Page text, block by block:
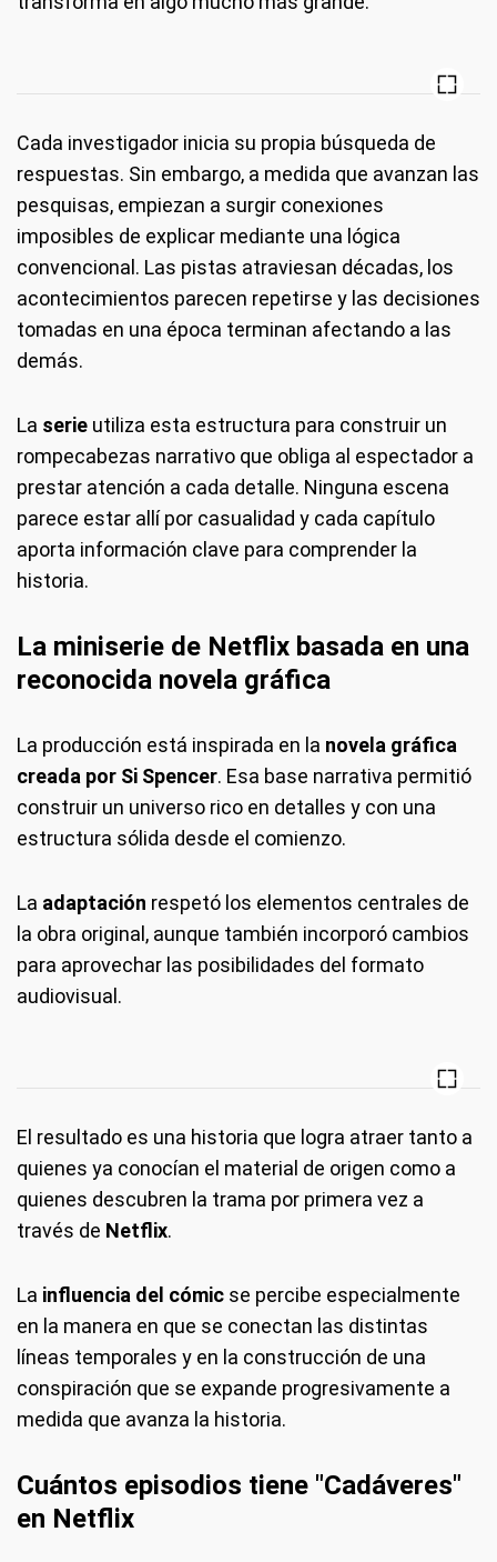
Cada investigador inicia su propia búsqueda de
respuestas. Sin embargo, a medida que avanzan las
pesquisas, empiezan a surgir conexiones
imposibles de explicar mediante una lógica
convencional. Las pistas atraviesan décadas, los
acontecimientos parecen repetirse y las decisiones
tomadas en una época terminan afectando a las
demás.
La serie utiliza esta estructura para construir un
rompecabezas narrativo que obliga al espectador a
prestar atención a cada detalle. Ninguna escena
parece estar allí por casualidad y cada capítulo
aporta información clave para comprender la
historia.
La miniserie de Netflix basada en una
reconocida novela gráfica
La producción está inspirada en la novela gráfica
creada por Si Spencer. Esa base narrativa permitió
construir un universo rico en detalles y con una
estructura sólida desde el comienzo.
La adaptación respetó los elementos centrales de
la obra original, aunque también incorporó cambios
para aprovechar las posibilidades del formato
audiovisual.
El resultado es una historia que logra atraer tanto a
quienes ya conocían el material de origen como a
quienes descubren la trama por primera vez a
través de Netflix.
La influencia del cómic se percibe especialmente
en la manera en que se conectan las distintas
líneas temporales y en la construcción de una
conspiración que se expande progresivamente a
medida que avanza la historia.
Cuántos episodios tiene "Cadáveres"
en Netflix